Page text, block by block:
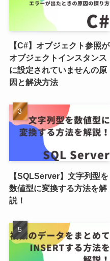
【C#】オブジェクト参照が
オブジェクトインスタンス
に設定されていませんの原
因と解決方法
【SQLServer】文字列型を
数値型に変換する方法を解
説！